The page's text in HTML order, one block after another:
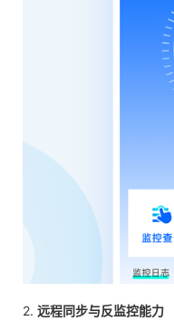
2. 远程同步与反监控能力